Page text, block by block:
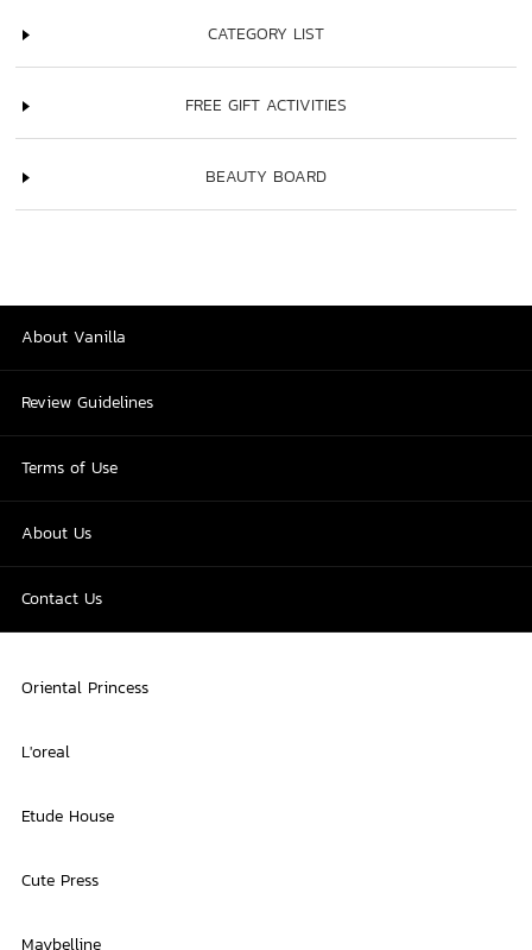
CATEGORY LIST
FREE GIFT ACTIVITIES
BEAUTY BOARD
About Vanilla
Review Guidelines
Terms of Use
About Us
Contact Us
Oriental Princess
L'oreal
Etude House
Cute Press
Maybelline